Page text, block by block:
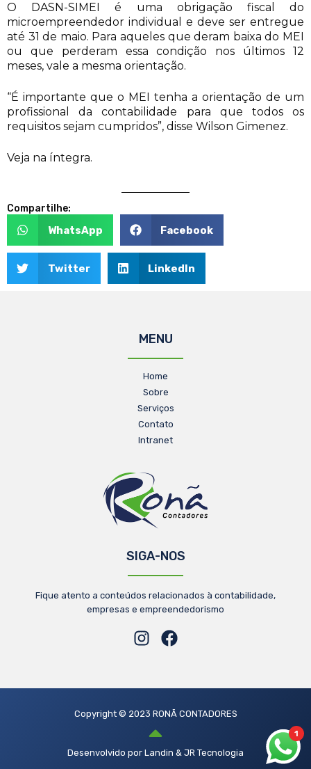
O DASN-SIMEI é uma obrigação fiscal do
microempreendedor individual e deve ser entregue
até 31 de maio. Para aqueles que deram baixa do MEI
ou que perderam essa condição nos últimos 12
meses, vale a mesma orientação.
“É importante que o MEI tenha a orientação de um
profissional da contabilidade para que todos os
requisitos sejam cumpridos”, disse Wilson Gimenez.
Veja na íntegra.
Compartilhe:
WhatsApp Facebook
Twitter LinkedIn
MENU
Home
Sobre
Serviços
Contato
Intranet
SIGA-NOS
Fique atento a conteúdos relacionados à contabilidade,
empresas e empreendedorismo
Copyright © 2023 RONÃ CONTADORES
Desenvolvido por Landin & JR Tecnologia
1